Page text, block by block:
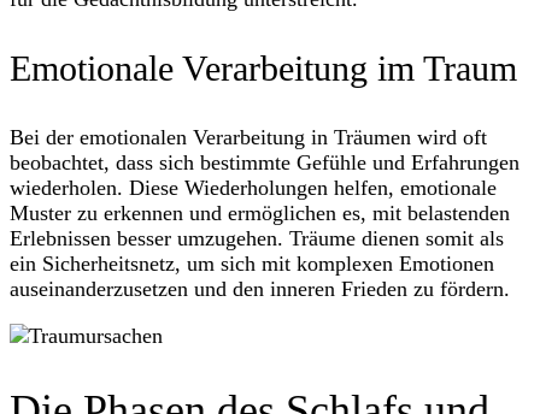
Emotionale Verarbeitung im Traum
Bei der emotionalen Verarbeitung in Träumen wird oft
beobachtet, dass sich bestimmte Gefühle und Erfahrungen
wiederholen. Diese Wiederholungen helfen, emotionale
Muster zu erkennen und ermöglichen es, mit belastenden
Erlebnissen besser umzugehen. Träume dienen somit als
ein Sicherheitsnetz, um sich mit komplexen Emotionen
auseinanderzusetzen und den inneren Frieden zu fördern.